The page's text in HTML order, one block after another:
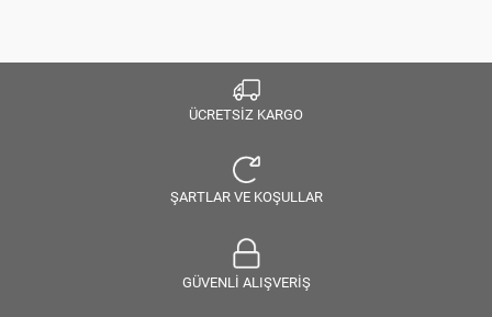
ÜCRETSİZ KARGO
ŞARTLAR VE KOŞULLAR
GÜVENLİ ALIŞVERİŞ